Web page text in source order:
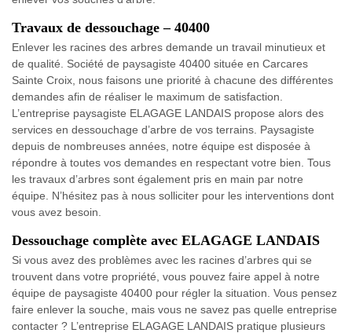
Travaux de dessouchage – 40400
Enlever les racines des arbres demande un travail minutieux et
de qualité. Société de paysagiste 40400 située en Carcares
Sainte Croix, nous faisons une priorité à chacune des différentes
demandes afin de réaliser le maximum de satisfaction.
L’entreprise paysagiste ELAGAGE LANDAIS propose alors des
services en dessouchage d’arbre de vos terrains. Paysagiste
depuis de nombreuses années, notre équipe est disposée à
répondre à toutes vos demandes en respectant votre bien. Tous
les travaux d’arbres sont également pris en main par notre
équipe. N’hésitez pas à nous solliciter pour les interventions dont
vous avez besoin.
Dessouchage complète avec ELAGAGE LANDAIS
Si vous avez des problèmes avec les racines d’arbres qui se
trouvent dans votre propriété, vous pouvez faire appel à notre
équipe de paysagiste 40400 pour régler la situation. Vous pensez
faire enlever la souche, mais vous ne savez pas quelle entreprise
contacter ? L’entreprise ELAGAGE LANDAIS pratique plusieurs